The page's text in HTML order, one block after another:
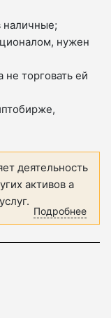
наличные;
нужен
не торговать ей
деятельность
активов а
Подробнее